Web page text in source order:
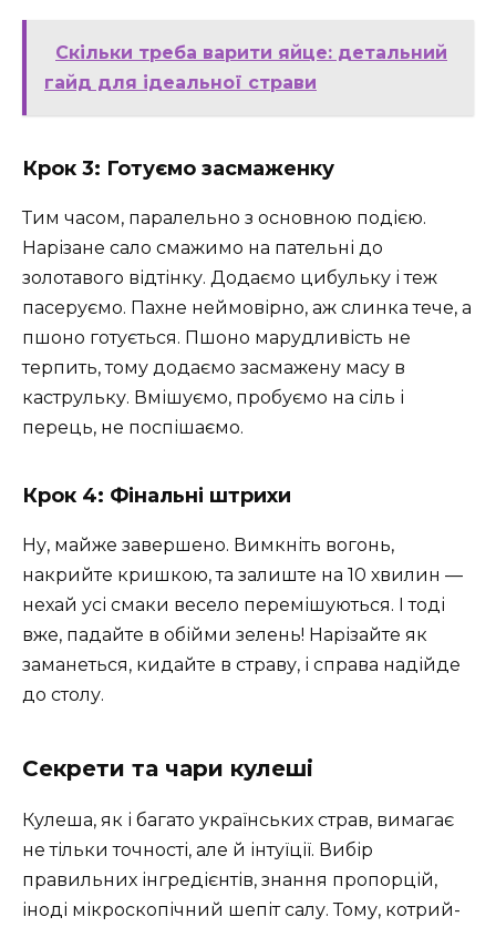
Скільки треба варити яйце: детальний
гайд для ідеальної страви
Крок 3: Готуємо засмаженку
Тим часом, паралельно з основною подією.
Нарізане сало смажимо на пательні до
золотавого відтінку. Додаємо цибульку і теж
пасеруємо. Пахне неймовірно, аж слинка тече, а
пшоно готується. Пшоно марудливість не
терпить, тому додаємо засмажену масу в
каструльку. Вмішуємо, пробуємо на сіль і
перець, не поспішаємо.
Крок 4: Фінальні штрихи
Ну, майже завершено. Вимкніть вогонь,
накрийте кришкою, та залиште на 10 хвилин —
нехай усі смаки весело перемішуються. І тоді
вже, падайте в обійми зелень! Нарізайте як
заманеться, кидайте в страву, і справа надійде
до столу.
Секрети та чари кулеші
Кулеша, як і багато українських страв, вимагає
не тільки точності, але й інтуїції. Вибір
правильних інгредієнтів, знання пропорцій,
іноді мікроскопічний шепіт салу. Тому, котрий-